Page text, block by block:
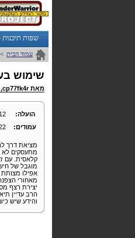
שפות תיכנות
עמוד הבית >
שימוש
שימוש
מאתcp77fk4r
,
הועלה:
עמודים:
מציאת דרך
מתעסקים לא
קלאסית. עם
מוגבל של
אפילו
מאחורי
יצירת רצף
הרב עדיין
והידע שיש